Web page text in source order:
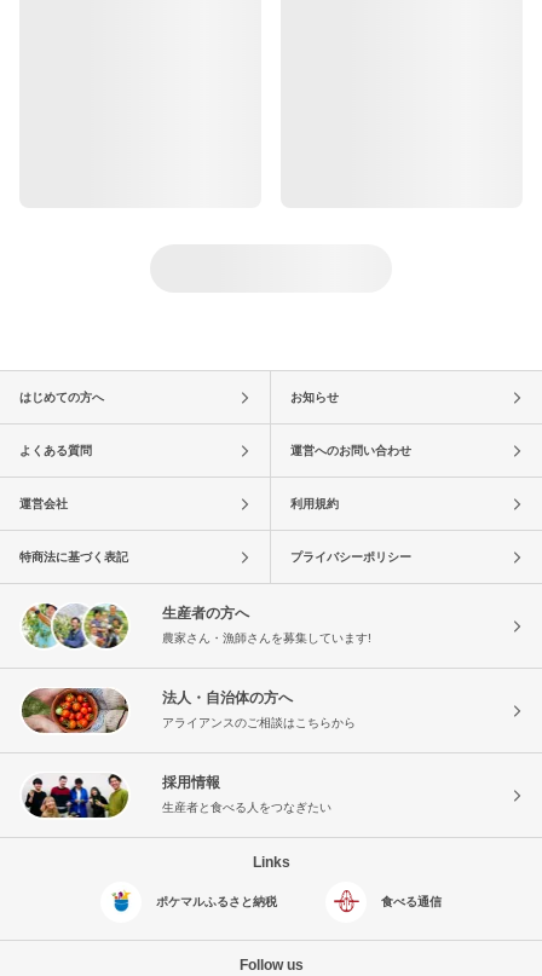
はじめての方へ お知らせ
よくある質問 運営へのお問い合わせ
運営会社 利用規約
特商法に基づく表記 プライバシーポリシー
生産者の方へ
農家さん・漁師さんを募集しています!
法人・自治体の方へ
アライアンスのご相談はこちらから
採用情報
生産者と食べる人をつなぎたい
Links
ポケマルふるさと納税 食べる通信
Follow us